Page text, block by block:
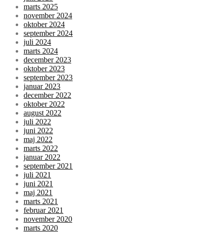
marts 2025
november 2024
oktober 2024
september 2024
juli 2024
marts 2024
december 2023
oktober 2023
september 2023
januar 2023
december 2022
oktober 2022
august 2022
juli 2022
juni 2022
maj 2022
marts 2022
januar 2022
september 2021
juli 2021
juni 2021
maj 2021
marts 2021
februar 2021
november 2020
marts 2020